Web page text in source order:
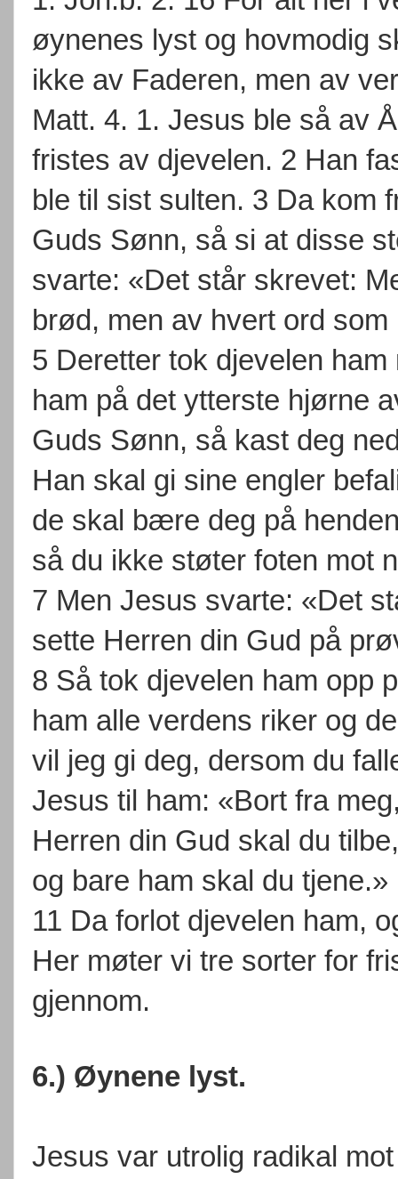
øynenes lyst og hovmodig
ikke av Faderen, men av
Matt. 4. 1. Jesus ble så av
fristes av djevelen. 2 Han
ble til sist sulten. 3 Da kom
Guds Sønn, så si at disse
svarte: «Det står skrevet:
brød, men av hvert ord
5 Deretter tok djevelen
ham på det ytterste hjørne
Guds Sønn, så kast deg
Han skal gi sine engler
de skal bære deg på
så du ikke støter foten mot
7 Men Jesus svarte: «Det
sette Herren din Gud på
8 Så tok djevelen ham opp
ham alle verdens riker og
vil jeg gi deg, dersom du
Jesus til ham: «Bort fra
Herren din Gud skal du tilbe,
og bare ham skal du tjene.»
11 Da forlot djevelen ham,
Her møter vi tre sorter for
gjennom.
6.) Øynene lyst.
Jesus var utrolig radikal